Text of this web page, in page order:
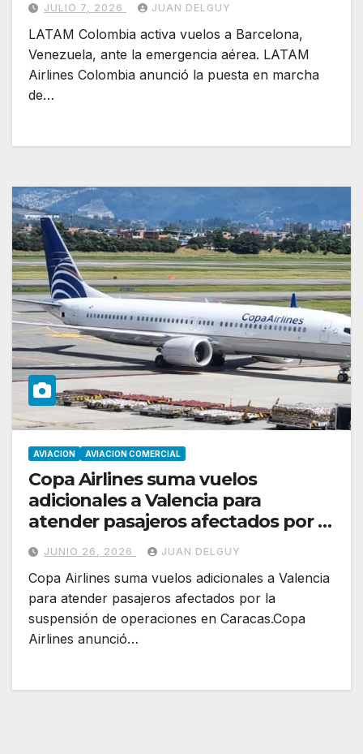
JULIO 7, 2026 JUAN DELGUY
LATAM Colombia activa vuelos a Barcelona,
Venezuela, ante la emergencia aérea. LATAM
Airlines Colombia anunció la puesta en marcha
de…
AVIACION AVIACION COMERCIAL
Copa Airlines suma vuelos
adicionales a Valencia para
atender pasajeros afectados por la
suspensión de operaciones en
Caracas
JUNIO 26, 2026 JUAN DELGUY
Copa Airlines suma vuelos adicionales a Valencia
para atender pasajeros afectados por la
suspensión de operaciones en Caracas.Copa
Airlines anunció…